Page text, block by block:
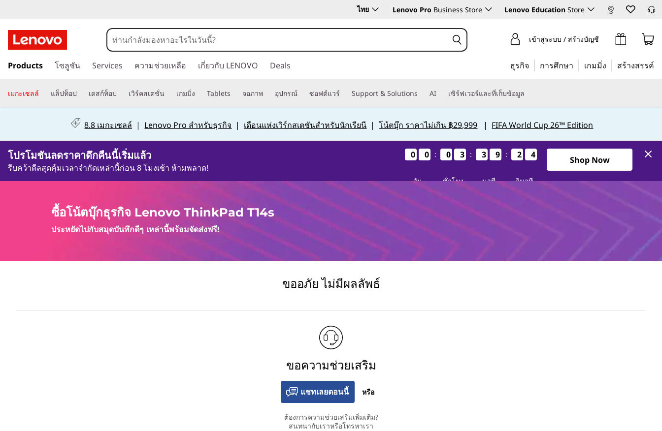
น้
ต
บุ๊
T
h
i
a
ไทย Lenovo Pro Business Store Lenovo Education Store
า
ไ
นื้
อ
ห
เข้าสู่ระบบ / สร้างบัญชี
Products โซลูชัน Services ความช่วยเหลือ เกี่ยวกับ LENOVO Deals ธุรกิจ การศึกษา เกมมิ่ง สร้างสรรค์
เมกะเซลล์ แล็ปท็อป เดสก์ท็อป เวิร์คสเตชั่น เกมมิ่ง Tablets จอภาพ อุปกรณ์ ซอฟต์แวร์ Support & Solutions AI เซิร์ฟเวอร์และที่เก็บข้อมูล
8.8 เมกะเซลล์ | Lenovo Pro สำหรับธุรกิจ | เดือนแห่งเวิร์กสเตชันสำหรับนักเรียนี |โน้ตบุ๊ก ราคาไม่เกิน ฿29,999 | FIFA World Cup 26™ Edition
โปรโมชันลดราคาดึกคืนนี้เริ่มแล้ว
รีบคว้าดีลสุดคุ้มเวลาจำกัดเหล่านี้ก่อน 8 โมงเช้า ห้ามพลาด!
0
0
0
0 0
0
0
0
วัน
: 0
0
0
0 3
3
3
3
ชั่วโมง
: 3
3
3
3 9
9
9
9
นาที
: 2
2
2
2 3
2
3
2
วินาที
0วัน3ชั่วโมง39นาที22วินาที
Shop Now
ซื้อโน้ตบุ๊กธุรกิจ Lenovo ThinkPad T14s
ประหยัดไปกับสมุดบันทึกดีๆ เหล่านี้พร้อมจัดส่งฟรี!
ขออภัย ไม่มีผลลัพธ์
ขอความช่วยเสริม
แชทเลยตอนนี้ หรือ
ต้องการความช่วยเสริมเพิ่มเติม?
สนทนากับเราหรือโทรหาเรา